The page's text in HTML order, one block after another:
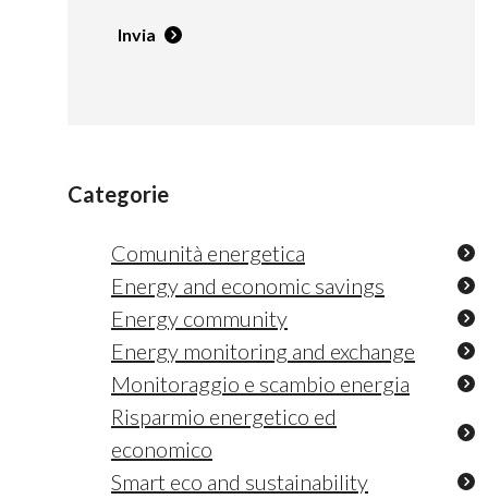
Invia
Categorie
Comunità energetica
Energy and economic savings
Energy community
Energy monitoring and exchange
Monitoraggio e scambio energia
Risparmio energetico ed
economico
Smart eco and sustainability